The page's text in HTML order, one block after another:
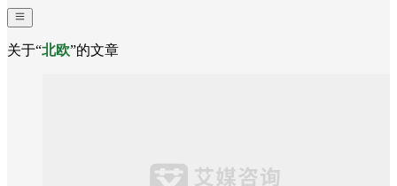
关于“北欧”的文章